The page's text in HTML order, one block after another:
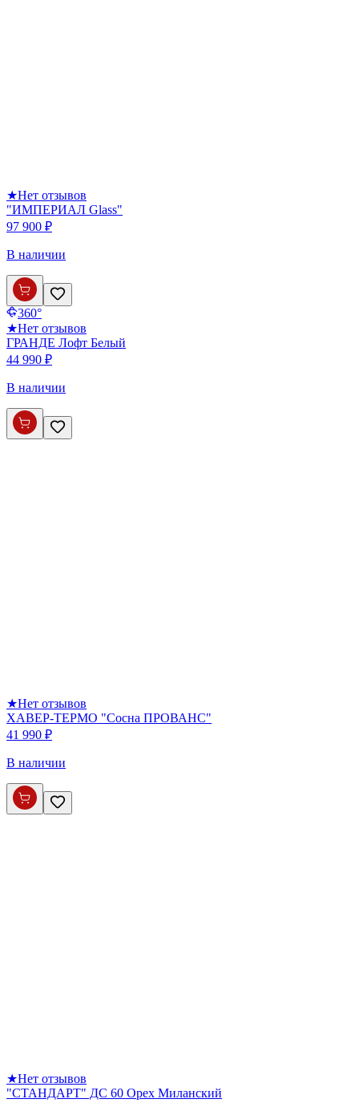
★Нет отзывов
"ИМПЕРИАЛ Glass"
97 900 ₽
В наличии
360°
★Нет отзывов
ГРАНДЕ Лофт Белый
44 990 ₽
В наличии
★Нет отзывов
ХАВЕР-ТЕРМО "Сосна ПРОВАНС"
41 990 ₽
В наличии
★Нет отзывов
"СТАНДАРТ" ДС 60 Орех Миланский